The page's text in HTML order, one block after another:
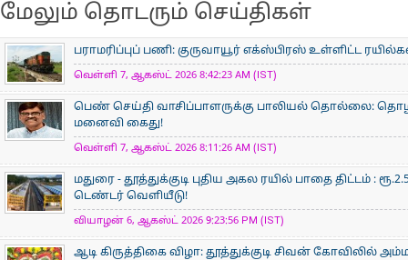
மேலும் தொடரும் செய்திகள்
பராமரிப்புப் பணி: குருவாயூர் எக்ஸ்பிரஸ் உள்ளிட்ட
வெள்ளி 7, ஆகஸ்ட் 2026 8:42:23 AM (IST)
பெண் செய்தி வாசிப்பாளருக்கு பாலியல் தொல்லை:
மனைவி கைது!
வெள்ளி 7, ஆகஸ்ட் 2026 8:11:26 AM (IST)
மதுரை - தூத்துக்குடி புதிய அகல ரயில் பாதை திட்டம் :
டெண்டர் வெளியீடு!
வியாழன் 6, ஆகஸ்ட் 2026 9:23:56 PM (IST)
ஆடி கிருத்திகை விழா: தூத்துக்குடி சிவன் கோவிலில்